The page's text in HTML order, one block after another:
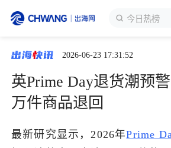
今日热榜
跨境展会
出海服务
出海资讯
2026-06-23 17:31:52
英Prime Day退货潮预
万件商品退回
最新研究显示，2026年Prime